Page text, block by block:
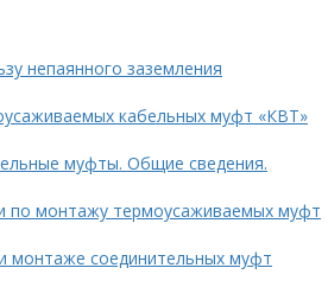
непаянного заземления
кабельных муфт «КВТ»
муфты. Общие сведения.
по монтажу термоусаживаемых муфт
монтаже соединительных муфт